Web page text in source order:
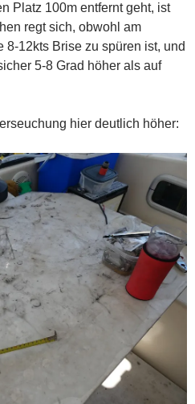
Platz 100m entfernt geht, ist
regt sich, obwohl am
12kts Brise zu spüren ist, und
5-8 Grad höher als auf
hier deutlich höher: